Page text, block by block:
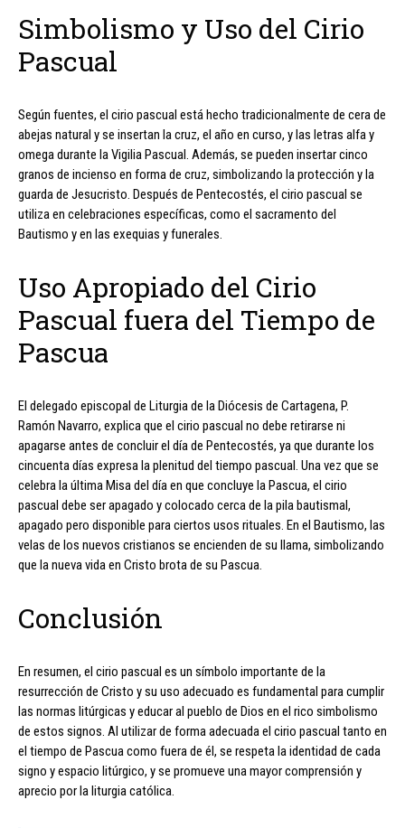
Simbolismo y Uso del Cirio
Pascual
Según fuentes, el cirio pascual está hecho tradicionalmente de cera de
abejas natural y se insertan la cruz, el año en curso, y las letras alfa y
omega durante la Vigilia Pascual. Además, se pueden insertar cinco
granos de incienso en forma de cruz, simbolizando la protección y la
guarda de Jesucristo. Después de Pentecostés, el cirio pascual se
utiliza en celebraciones específicas, como el sacramento del
Bautismo y en las exequias y funerales.
Uso Apropiado del Cirio
Pascual fuera del Tiempo de
Pascua
El delegado episcopal de Liturgia de la Diócesis de Cartagena, P.
Ramón Navarro, explica que el cirio pascual no debe retirarse ni
apagarse antes de concluir el día de Pentecostés, ya que durante los
cincuenta días expresa la plenitud del tiempo pascual. Una vez que se
celebra la última Misa del día en que concluye la Pascua, el cirio
pascual debe ser apagado y colocado cerca de la pila bautismal,
apagado pero disponible para ciertos usos rituales. En el Bautismo, las
velas de los nuevos cristianos se encienden de su llama, simbolizando
que la nueva vida en Cristo brota de su Pascua.
Conclusión
En resumen, el cirio pascual es un símbolo importante de la
resurrección de Cristo y su uso adecuado es fundamental para cumplir
las normas litúrgicas y educar al pueblo de Dios en el rico simbolismo
de estos signos. Al utilizar de forma adecuada el cirio pascual tanto en
el tiempo de Pascua como fuera de él, se respeta la identidad de cada
signo y espacio litúrgico, y se promueve una mayor comprensión y
aprecio por la liturgia católica.